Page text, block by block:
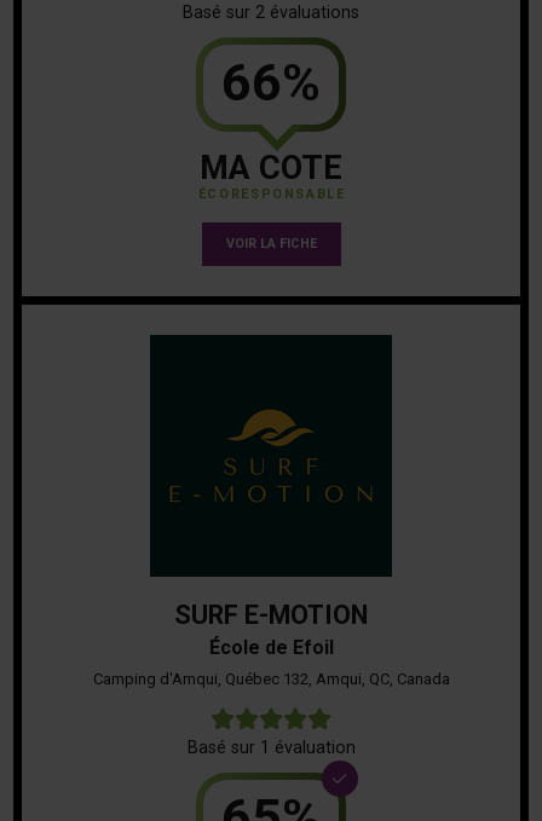
Basé sur 2 évaluations
66%
MA COTE
ÉCORESPONSABLE
VOIR LA FICHE
SURF E-MOTION
École de Efoil
Camping d'Amqui, Québec 132, Amqui, QC, Canada
Basé sur 1 évaluation